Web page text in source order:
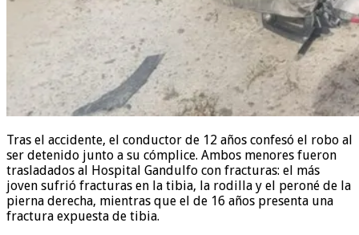
Tras el accidente, el conductor de 12 años confesó el robo al
ser detenido junto a su cómplice. Ambos menores fueron
trasladados al Hospital Gandulfo con fracturas: el más
joven sufrió fracturas en la tibia, la rodilla y el peroné de la
pierna derecha, mientras que el de 16 años presenta una
fractura expuesta de tibia.